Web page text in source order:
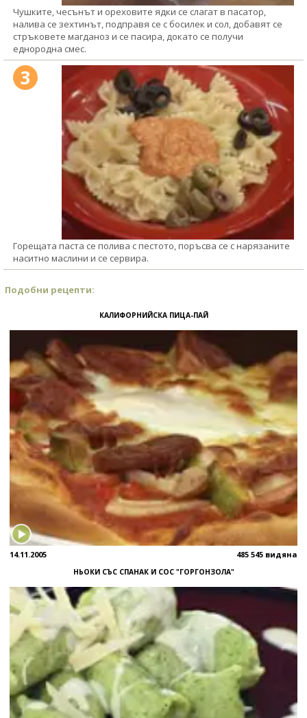
Чушките, чесънът и ореховите ядки се слагат в пасатор,
налива се зехтинът, подправя се с босилек и сол, добавят се
стръковете магданоз и се пасира, докато се получи
еднородна смес.
3
Горещата паста се полива с пестото, поръсва се с нарязаните
наситно маслини и се сервира.
Подобни рецепти:
КАЛИФОРНИЙСКА ПИЦА-ПАЙ
14.11.2005 485 545 видяна
НЬОКИ СЪС СПАНАК И СОС "ГОРГОНЗОЛА"